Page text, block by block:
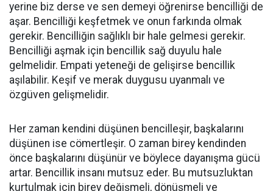
yerine biz derse ve sen demeyi öğrenirse bencilliği de
aşar. Bencilliği keşfetmek ve onun farkında olmak
gerekir. Bencilliğin sağlıklı bir hale gelmesi gerekir.
Bencilliği aşmak için bencillik sağ duyulu hale
gelmelidir. Empati yeteneği de gelişirse bencillik
aşılabilir. Keşif ve merak duygusu uyanmalı ve
özgüven gelişmelidir.
Her zaman kendini düşünen bencilleşir, başkalarını
düşünen ise cömertleşir. O zaman birey kendinden
önce başkalarını düşünür ve böylece dayanışma gücü
artar. Bencillik insanı mutsuz eder. Bu mutsuzluktan
kurtulmak için birey değişmeli, dönüşmeli ve